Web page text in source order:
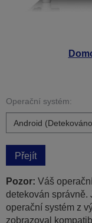
Operační systém:
Přejít
Pozor: Váš
detekován správně.
operační systém z
zobrazoval